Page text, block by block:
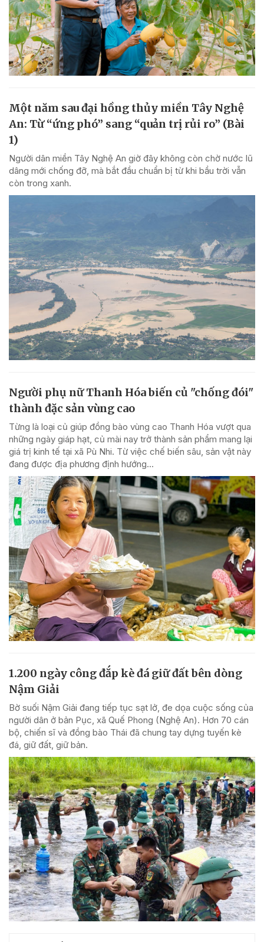
Một năm sau đại hồng thủy miền Tây Nghệ
An: Từ “ứng phó” sang “quản trị rủi ro” (Bài
1)
Người dân miền Tây Nghệ An giờ đây không còn chờ nước lũ
dâng mới chống đỡ, mà bắt đầu chuẩn bị từ khi bầu trời vẫn
còn trong xanh.
Người phụ nữ Thanh Hóa biến củ "chống đói"
thành đặc sản vùng cao
Từng là loại củ giúp đồng bào vùng cao Thanh Hóa vượt qua
những ngày giáp hạt, củ mài nay trở thành sản phẩm mang lại
giá trị kinh tế tại xã Pù Nhi. Từ việc chế biến sâu, sản vật này
đang được địa phương định hướng...
1.200 ngày công đắp kè đá giữ đất bên dòng
Nậm Giải
Bờ suối Nậm Giải đang tiếp tục sạt lở, đe dọa cuộc sống của
người dân ở bản Pục, xã Quế Phong (Nghệ An). Hơn 70 cán
bộ, chiến sĩ và đồng bào Thái đã chung tay dựng tuyến kè
đá, giữ đất, giữ bản.